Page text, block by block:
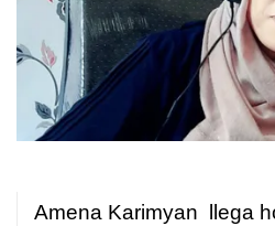
Amena Karimyan llega